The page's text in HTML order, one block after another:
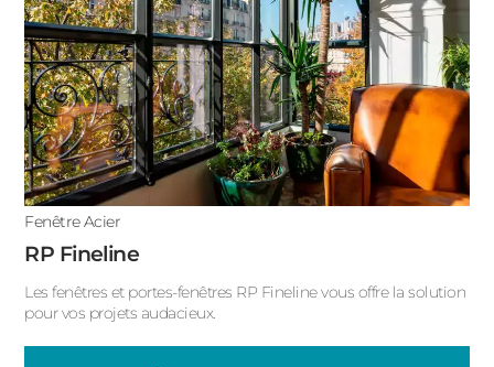
Fenêtre arrondie
Fenêtre trapèze
Fenêtre Acier
RP Fineline
Les fenêtres et portes-fenêtres RP Fineline vous offre la solution
pour vos projets audacieux.
ACIER